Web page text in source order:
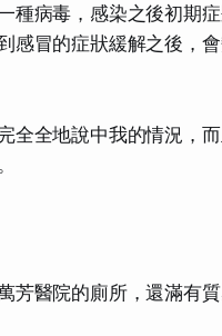
種病毒，感染之後初期
感冒的症狀緩解之後，
全全地說中我的情況，
芳醫院的廁所，還滿有質